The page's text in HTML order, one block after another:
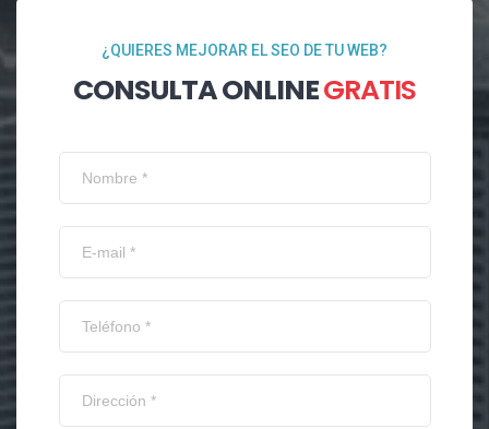
¿QUIERES MEJORAR EL SEO DE TU WEB?
CONSULTA ONLINEGRATIS